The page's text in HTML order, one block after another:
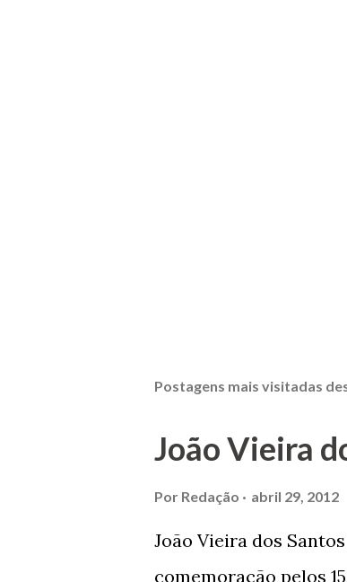
Postagens mais visitadas
João Vieira
Por Redação abril 29, 2012
João Vieira dos
comemoração pelos